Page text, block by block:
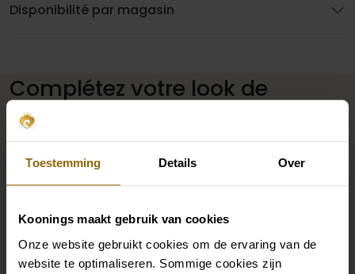
Toestemming Details Over
Koonings maakt gebruik van cookies
Onze website gebruikt cookies om de ervaring van de
website te optimaliseren. Sommige cookies zijn
Disponibilité par magasin
Complétez votre look de
mariée
Des chaussures de mariage parfaites sous votre robe
boucles d'oreilles assortis à votre robe de mariée ou
un beau voile, un bandeau ou une épingle à cheveux
pour votre coiffure de mariée : votre look de mariée